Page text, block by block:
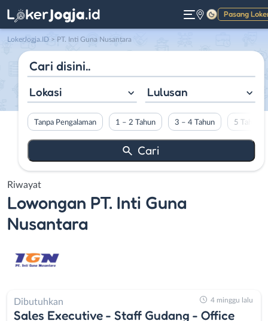
Pasang
Gelap
LokerJogja.ID > PT. Inti Guna Nusantara
Lokasi Lulusan
Tanpa Pengalaman 1 – 2 Tahun 3 – 4 Tahun 5 Tahun
Riwayat
Lowongan PT. Inti Guna
Nusantara
Dibutuhkan
Sales Executive - Staff Gudang - Office
4 minggu lalu